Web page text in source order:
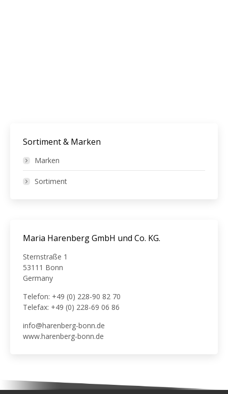
Sortiment & Marken
Marken
Sortiment
Maria Harenberg GmbH und Co. KG.
Sternstraße 1
53111 Bonn
Germany
Telefon: +49 (0) 228-90 82 70
Telefax: +49 (0) 228-69 06 86
info@harenberg-bonn.de
www.harenberg-bonn.de